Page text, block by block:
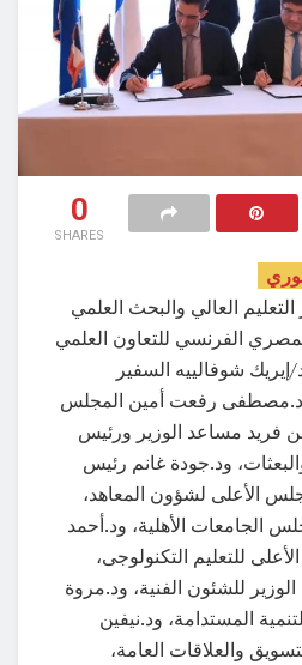
0
SHARES
العالي والبحث العلمي
الفرنسي للتعاون العلمي
شوفالييه السفير
رفعت أمين المجلس
فريد مساعد الوزير ورئيس
ود.جودة غانم رئيس
الأعلى لشؤون المعاهد،
الجامعات الأهلية، ود.أحمد
للتعليم التكنولوجى،
للشئون الفنية، ود.مروة
المستدامة، ود.نيفين
والعلاقات العامة،